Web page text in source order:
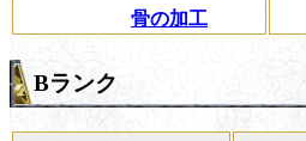
骨の加工
Bランク